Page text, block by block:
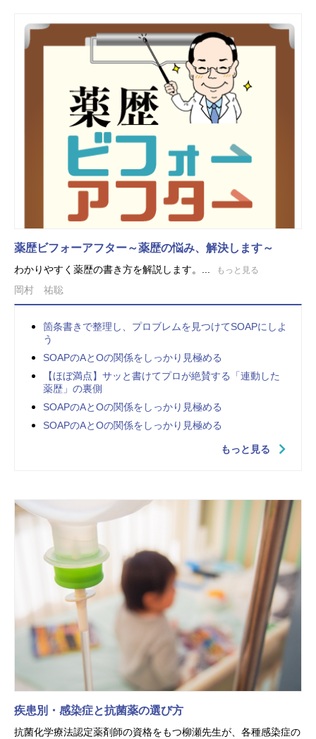
薬歴ビフォーアフター～薬歴の悩み、解決します～
わかりやすく薬歴の書き方を解説します。... もっと見る
岡村 祐聡
箇条書きで整理し、プロブレムを見つけてSOAPにしよ
う
SOAPのAとOの関係をしっかり見極める
【ほぼ満点】サッと書けてプロが絶賛する「連動した
薬歴」の裏側
SOAPのAとOの関係をしっかり見極める
SOAPのAとOの関係をしっかり見極める
もっと見る
疾患別・感染症と抗菌薬の選び方
抗菌化学療法認定薬剤師の資格をもつ柳瀬先生が、各種感染症の